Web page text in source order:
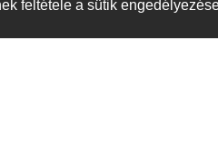
feltétele a sütik